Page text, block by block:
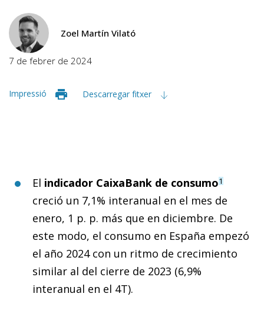
Zoel Martín Vilató
7 de febrer de 2024
Impressió Descarregar fitxer
El indicador CaixaBank de consumo1
creció un 7,1% interanual en el mes de
enero, 1 p. p. más que en diciembre. De
este modo, el consumo en España empezó
el año 2024 con un ritmo de crecimiento
similar al del cierre de 2023 (6,9%
interanual en el 4T).